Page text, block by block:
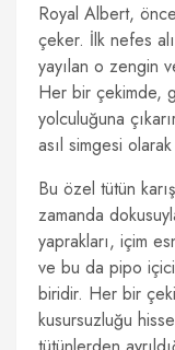
Royal Albert,
çeker. İlk nefes
yayılan o zengin
Her bir çekimde,
yolculuğuna
asıl simgesi
Bu özel tütün
zamanda
yaprakları, içim
ve bu da pipo
biridir. Her bir
kusursuzluğu